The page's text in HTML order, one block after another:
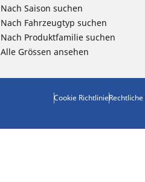
Nach Saison suchen
Nach Fahrzeugtyp suchen
Nach Produktfamilie suchen
Alle Grössen ansehen
Cookie Richtlinie